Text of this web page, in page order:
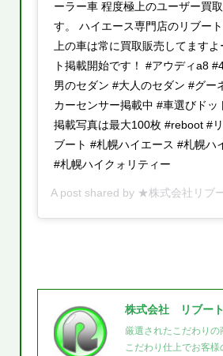
ーラー車 程度極上のユーザー買
す。 ハイエース専門店のリブー
上の車は常に買取販売してます
ト掲載開始です！ #アウディa8
男のセダン #大人のセダン #グー
カーセンサー掲載中 #車選びドッ
掲載写真は最大100枚 #reboot #
ブート #札幌ハイエース #札幌ハ
#札幌ハイクォリティー
A post shared by ★株式会社リブ
株式会社 リブート
厳選されたこだわり
こだわり仕上でお客様